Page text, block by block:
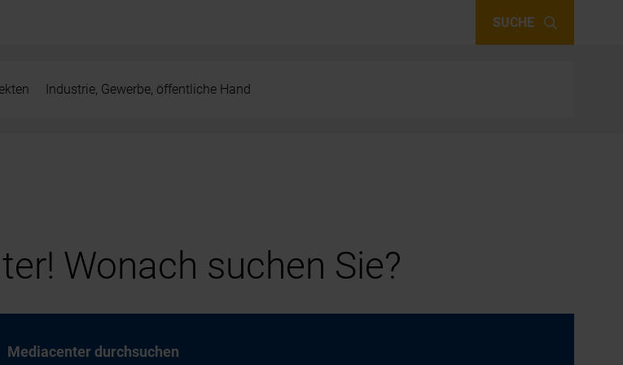
SUCHE
Industrie, Gewerbe, öffentliche Hand
Wonach suchen Sie?
Mediacenter durchsuchen